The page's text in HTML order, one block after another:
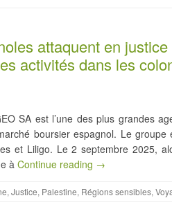
attaquent en justice
activités dans les
SA est l’une des plus grandes
boursier espagnol. Le groupe
et Liligo. Le 2 septembre 2025,
à Continue reading →
, Justice, Palestine, Régions sensibles,